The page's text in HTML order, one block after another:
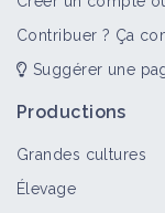
Contribuer ? Ça
Suggérer une
Productions
Grandes cultures
Élevage